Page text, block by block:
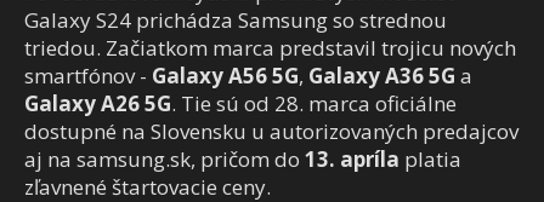
Galaxy S24 prichádza Samsung so strednou
triedou. Začiatkom marca predstavil trojicu nových
smartfónov - Galaxy A56 5G, Galaxy A36 5G a
Galaxy A26 5G. Tie sú od 28. marca oficiálne
dostupné na Slovensku u autorizovaných predajcov
aj na samsung.sk, pričom do 13. apríla platia
zľavnené štartovacie ceny.